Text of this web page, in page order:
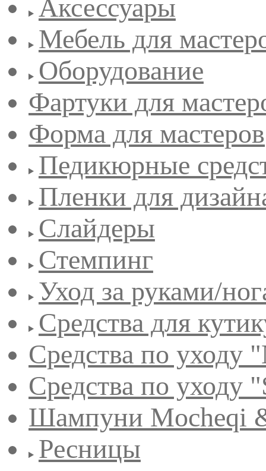
Аксессуары
Мебель для
Оборудование
Фартуки для
Форма для мастеров
Педикюрные
Пленки для
Слайдеры
Стемпинг
Уход за руками/
Средства для
Средства по уходу
Средства по уходу
Шампуни Mocheqi
Ресницы